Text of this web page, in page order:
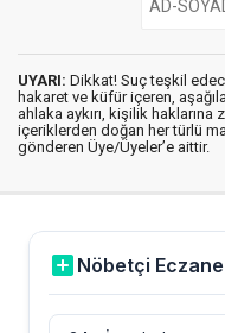
UYARI: Dikkat! Suç teşkil
hakaret ve küfür içeren,
ahlaka aykırı, kişilik
içeriklerden doğan her türlü
gönderen Üye/Üyeler’e aittir.